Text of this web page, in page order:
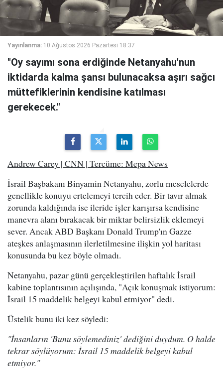
Yayınlanma: 10 Ağustos 2026 Pazartesi 18:37
"Oy sayımı sona erdiğinde Netanyahu'nun
iktidarda kalma şansı bulunacaksa aşırı sağcı
müttefiklerinin kendisine katılması
gerekecek."
Andrew Carey | CNN | Tercüme: Mepa News
İsrail Başbakanı Binyamin Netanyahu, zorlu meselelerde
genellikle konuyu ertelemeyi tercih eder. Bir tavır almak
zorunda kaldığında ise ileride işler karışırsa kendisine
manevra alanı bırakacak bir miktar belirsizlik eklemeyi
sever. Ancak ABD Başkanı Donald Trump'ın Gazze
ateşkes anlaşmasının ilerletilmesine ilişkin yol haritası
konusunda bu kez böyle olmadı.
Netanyahu, pazar günü gerçekleştirilen haftalık İsrail
kabine toplantısının açılışında, "Açık konuşmak istiyorum:
İsrail 15 maddelik belgeyi kabul etmiyor" dedi.
Üstelik bunu iki kez söyledi:
"İnsanların 'Bunu söylemediniz' dediğini duydum. O halde
tekrar söylüyorum: İsrail 15 maddelik belgeyi kabul
etmiyor."